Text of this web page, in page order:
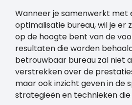
Wanneer je samenwerkt met
optimalisatie bureau, wil je er
op de hoogte bent van de
resultaten die worden
betrouwbaar bureau zal niet
verstrekken over de
maar ook inzicht geven in de
strategieën en technieken die